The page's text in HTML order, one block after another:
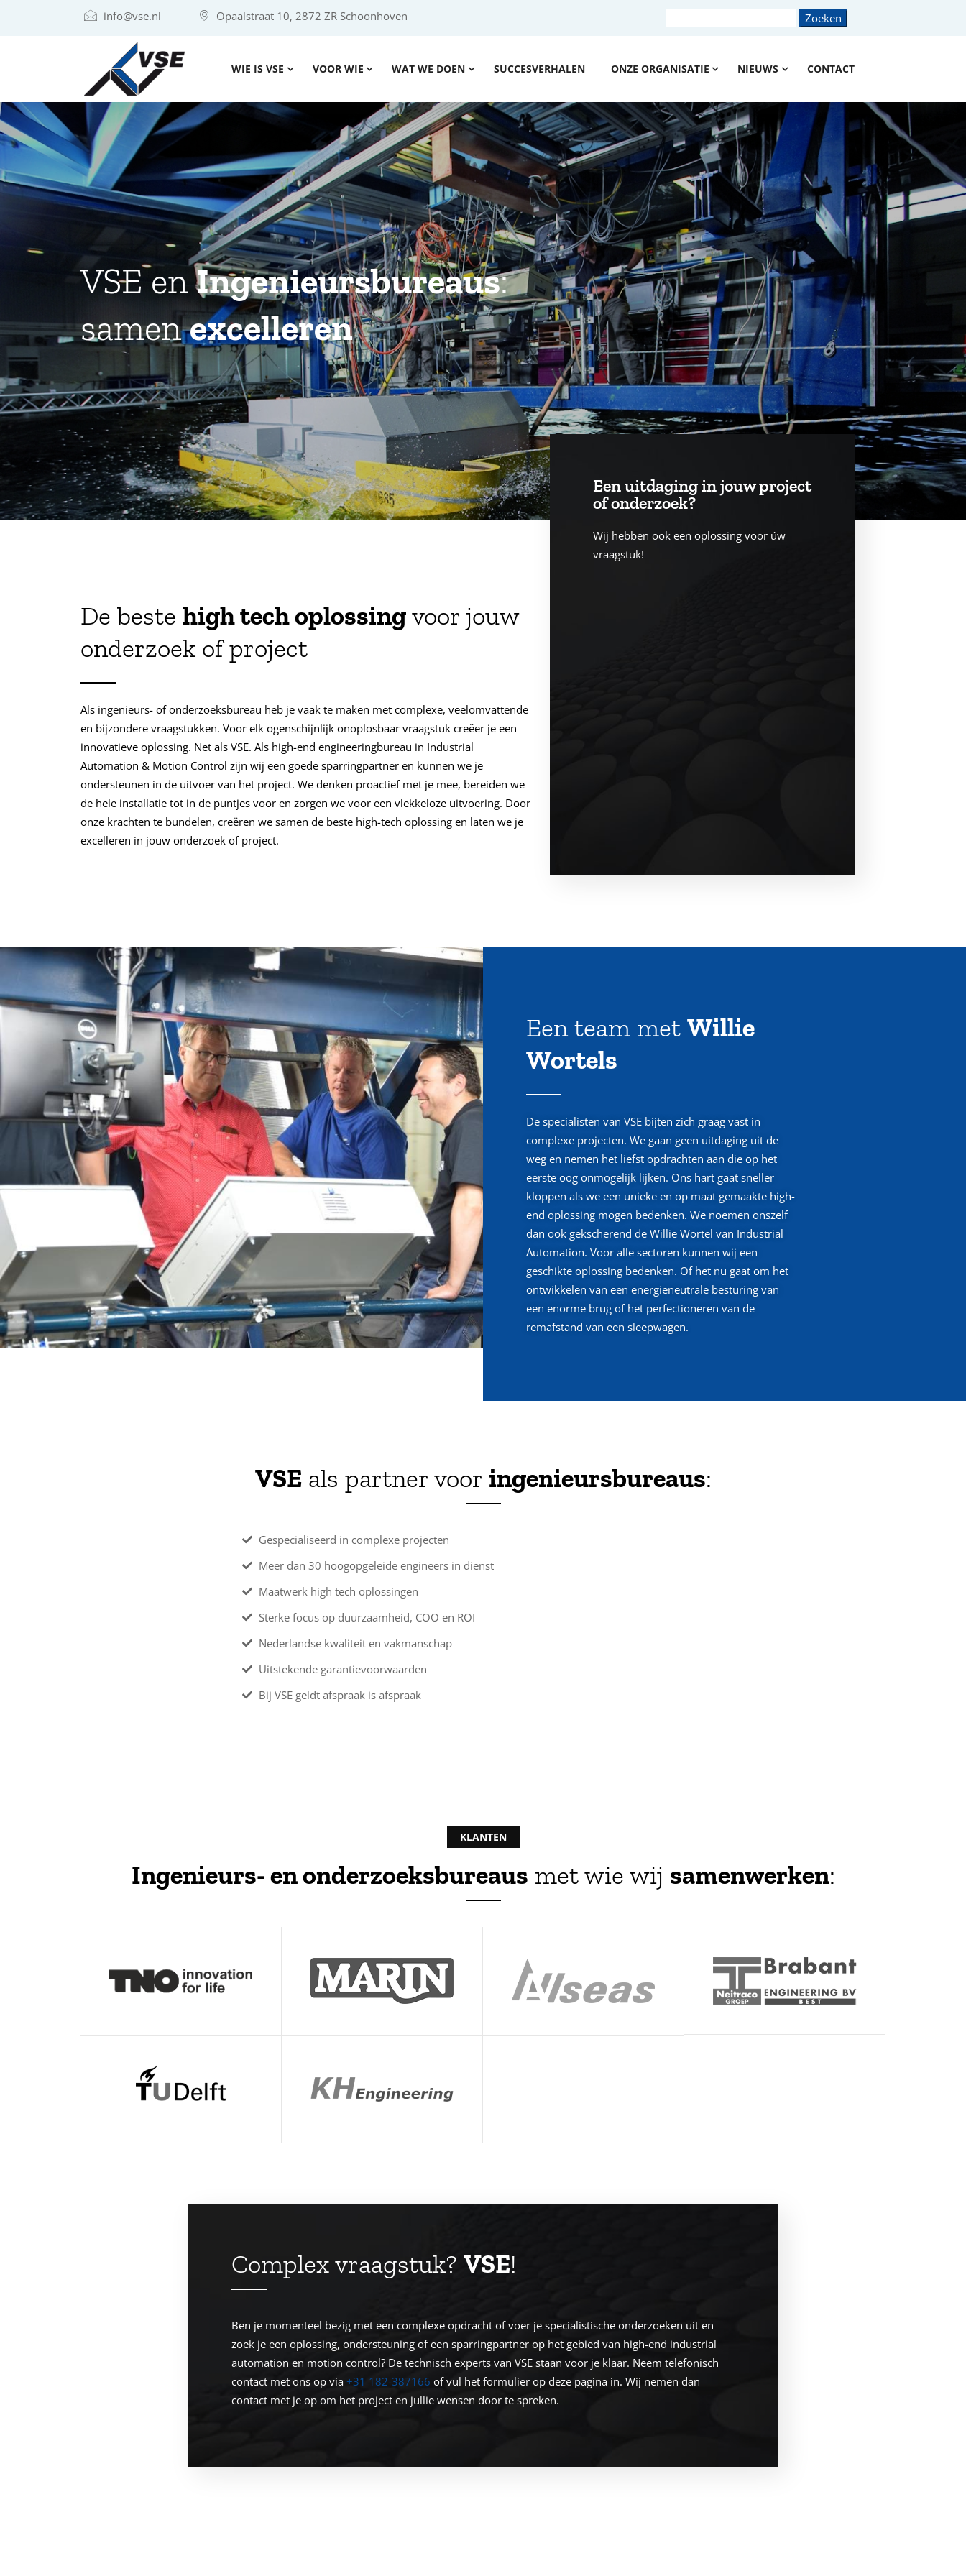
info@vse.nl Opaalstraat 10, 2872 ZR Schoonhoven
WIE IS VSE VOOR WIE WAT WE DOEN SUCCESVERHALEN ONZE ORGANISATIE NIEUWS CONTACT
VSE enIngenieursbureaus:
samenexcelleren
De beste high tech oplossingvoor jouw
onderzoek of project
Als ingenieurs- of onderzoeksbureau heb je vaak te maken met complexe, veelomvattende
en bijzondere vraagstukken. Voor elk ogenschijnlijk onoplosbaar vraagstuk creëer je een
innovatieve oplossing. Net als VSE. Als high-end engineeringbureau in Industrial
Automation & Motion Control zijn wij een goede sparringpartner en kunnen we je
ondersteunen in de uitvoer van het project. We denken proactief met je mee, bereiden we
de hele installatie tot in de puntjes voor en zorgen we voor een vlekkeloze uitvoering. Door
onze krachten te bundelen, creëren we samen de beste high-tech oplossing en laten we je
excelleren in jouw onderzoek of project.
Een uitdaging in jouw project
of onderzoek?
Wij hebben ook een oplossing voor úw
vraagstuk!
Een team met Willie
Wortels
De specialisten van VSE bijten zich graag vast in
complexe projecten. We gaan geen uitdaging uit de
weg en nemen het liefst opdrachten aan die op het
eerste oog onmogelijk lijken. Ons hart gaat sneller
kloppen als we een unieke en op maat gemaakte high-
end oplossing mogen bedenken. We noemen onszelf
dan ook gekscherend de Willie Wortel van Industrial
Automation. Voor alle sectoren kunnen wij een
geschikte oplossing bedenken. Of het nu gaat om het
ontwikkelen van een energieneutrale besturing van
een enorme brug of het perfectioneren van de
remafstand van een sleepwagen.
VSEals partner voor ingenieursbureaus:
Gespecialiseerd in complexe projecten
Meer dan 30 hoogopgeleide engineers in dienst
Maatwerk high tech oplossingen
Sterke focus op duurzaamheid, COO en ROI
Nederlandse kwaliteit en vakmanschap
Uitstekende garantievoorwaarden
Bij VSE geldt afspraak is afspraak
KLANTEN
Ingenieurs- en onderzoeksbureaus met wie wij samenwerken:
Complex vraagstuk? VSE!
Ben je momenteel bezig met een complexe opdracht of voer je specialistische onderzoeken uit en
zoek je een oplossing, ondersteuning of een sparringpartner op het gebied van high-end industrial
automation en motion control? De technisch experts van VSE staan voor je klaar. Neem telefonisch
contact met ons op via +31 182-387166 of vul het formulier op deze pagina in. Wij nemen dan
contact met je op om het project en jullie wensen door te spreken.